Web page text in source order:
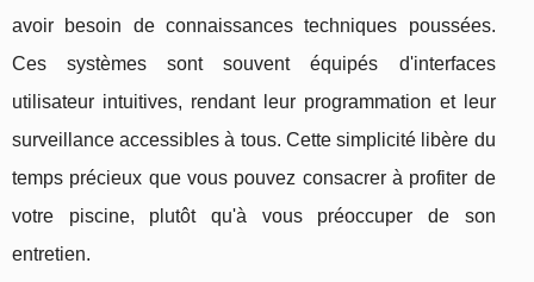
avoir besoin de connaissances techniques poussées.
Ces systèmes sont souvent équipés d'interfaces
utilisateur intuitives, rendant leur programmation et leur
surveillance accessibles à tous. Cette simplicité libère du
temps précieux que vous pouvez consacrer à profiter de
votre piscine, plutôt qu'à vous préoccuper de son
entretien.